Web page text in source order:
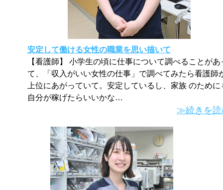
安定して働ける女性の職業を思い描いて
【看護師】 小学生の頃に仕事について調べることがあ
て、「収入がいい女性の仕事」で調べてみたら看護師
上位にあがっていて。安定しているし、家族 のために
自分が稼げたらいいかな…
≫続きを読